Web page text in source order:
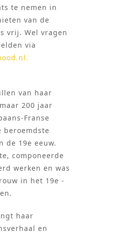
te nemen in
van de
vrij. Wel vragen
via
van haar
200 jaar
Franse
beroemdste
de 19e eeuw.
componeerde
werken en was
in het 19e -
haar
en